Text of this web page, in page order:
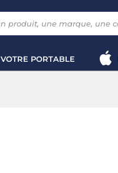
VOTRE PORTABLE